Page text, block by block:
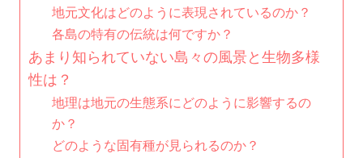
地元文化はどのように表現されているのか？
各島の特有の伝統は何ですか？
あまり知られていない島々の風景と生物多様
性は？
地理は地元の生態系にどのように影響するの
か？
どのような固有種が見られるのか？